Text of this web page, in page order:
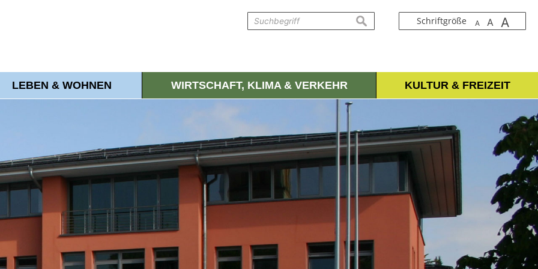
Schriftgröße A A A
suchen
LEBEN & WOHNEN WIRTSCHAFT, KLIMA & VERKEHR KULTUR & FREIZEIT